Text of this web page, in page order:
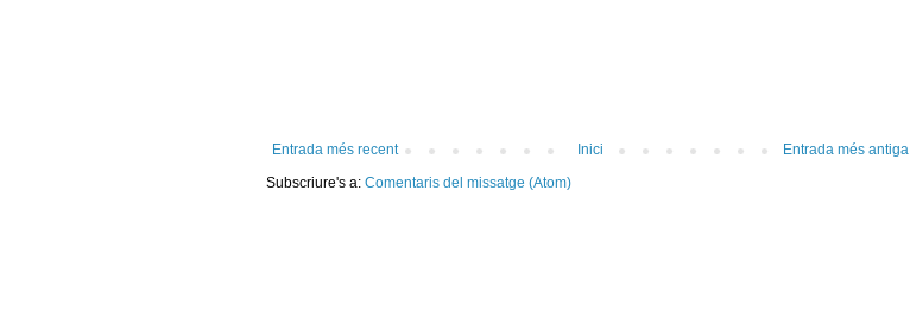
Entrada més recent Entrada més antiga
Inici
Subscriure's a: Comentaris del missatge (Atom)